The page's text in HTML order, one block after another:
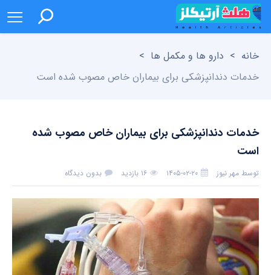
خانه > دارو ها و مکمل ها >
خدمات دندانپزشکی برای بیماران خاص مصوب شده است
خدمات دندانپزشکی برای بیماران خاص مصوب شده
است
توسط مهر نیوز ۱۴۰۵-۰۲-۲۰ ۱۶ بازدید بدون دیدگاه